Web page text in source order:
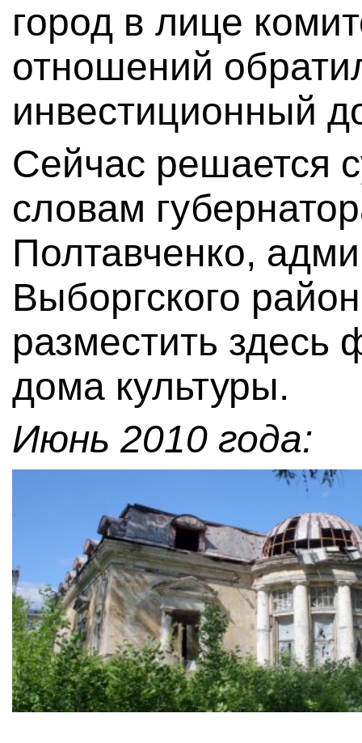
город в лице
отношений
инвестиционный
Сейчас решается
словам
Полтавченко,
Выборгского
разместить здесь
дома культуры.
Июнь 2010 года: